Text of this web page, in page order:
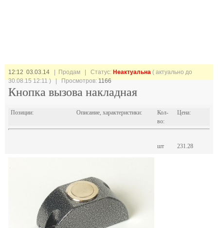
12:12 03.03.14 | Продам | Статус: Неактуальна ( актуально до
30.08.15 12:11 ) | Просмотров:1166
Кнопка вызова накладная
Позиции: Описание, характеристики:
Кол-
во:
Цена:
шт 231.28